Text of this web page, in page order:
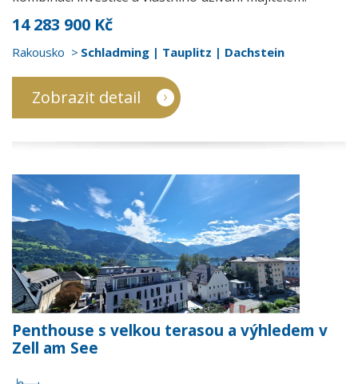
14 283 900 Kč
Rakousko Schladming | Tauplitz | Dachstein
Zobrazit detail
Penthouse s velkou terasou a výhledem v
Zell am See